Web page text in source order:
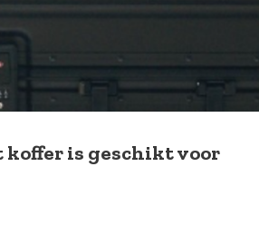
koffer is geschikt voor